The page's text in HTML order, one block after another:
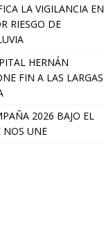
LA VIGILANCIA EN
RIESGO DE
HERNÁN
FIN A LAS LARGAS
2026 BAJO EL
NOS UNE